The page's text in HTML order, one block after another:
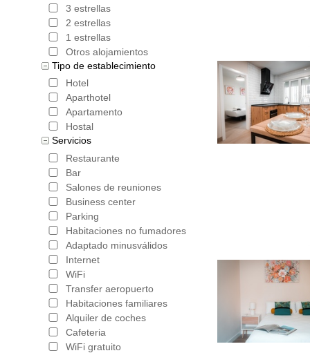
3 estrellas
2 estrellas
1 estrellas
Otros alojamientos
Tipo de establecimiento
Hotel
Aparthotel
Apartamento
Hostal
Servicios
Restaurante
Bar
Salones de reuniones
Business center
Parking
Habitaciones no fumadores
Adaptado minusválidos
Internet
WiFi
Transfer aeropuerto
Habitaciones familiares
Alquiler de coches
Cafeteria
WiFi gratuito
con
al resto
se
de
la
un
asocia